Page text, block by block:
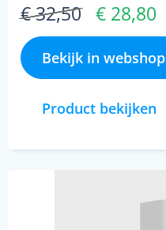
€ 32,50 € 28,80
Bekijk in webshop
Product bekijken